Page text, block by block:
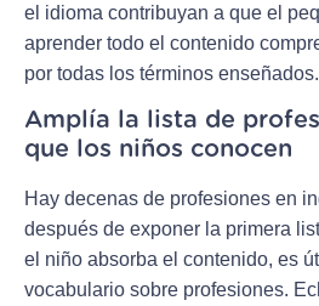
el idioma contribuyan a que el
aprender todo el contenido
por todas los términos enseñados.
Amplía la lista de
que los niños conocen
Hay decenas de profesiones en
después de exponer la primera
el niño absorba el contenido, es
vocabulario sobre profesiones.